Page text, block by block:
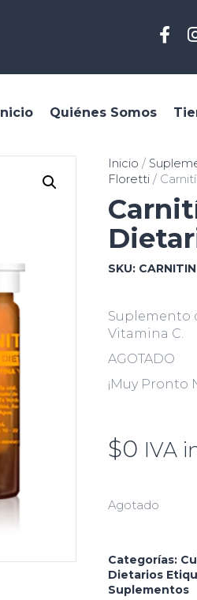
Quiénes Somos
Inicio /
Floretti/
SKU: CARNITIN
Suplemento
Vitamina C.
AGOTADO
¡Muy Pronto
$0 IVA
Agotado
Categorías:
Dietarios
Suplementos